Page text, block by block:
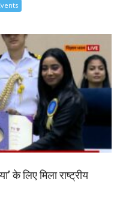
के लिए मिला राष्ट्रीय